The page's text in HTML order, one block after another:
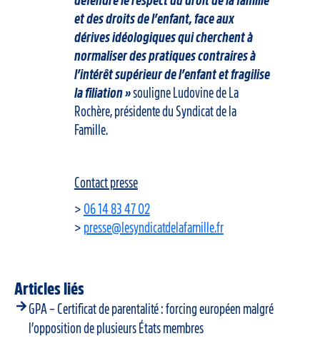
Articles liés
GPA – Certificat de parentalité : forcing européen malgré
l’opposition de plusieurs États membres
et des droits de l’enfant, face aux
dérives idéologiques qui cherchent à
normaliser des pratiques contraires à
l’intérêt supérieur de l’enfant et fragilise
la filiation »souligne Ludovine de La
Rochère, présidente du Syndicat de la
Famille.
Contact presse
> 06 14 83 47 02
> presse@lesyndicatdelafamille.fr